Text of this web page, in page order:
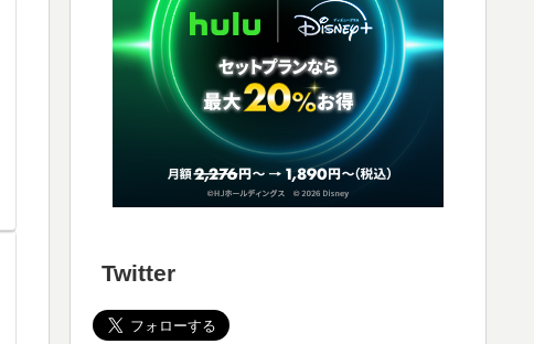
Twitter